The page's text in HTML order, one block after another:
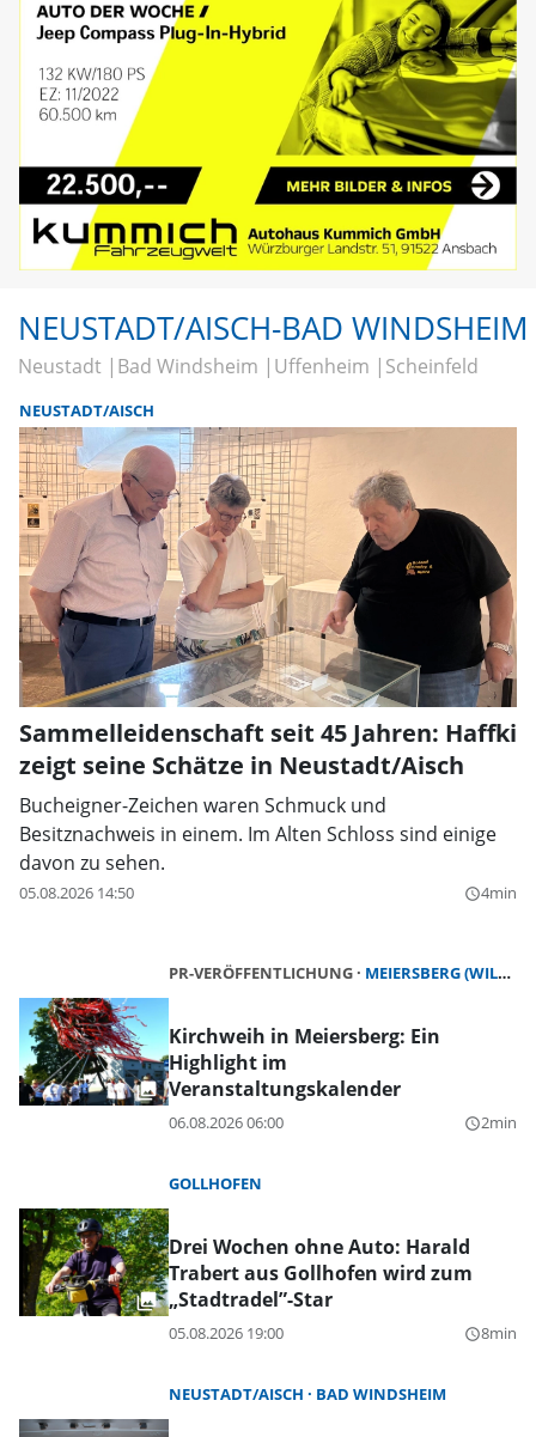
NEUSTADT/AISCH-BAD WINDSHEIM
Neustadt Bad Windsheim Uffenheim Scheinfeld
NEUSTADT/AISCH
Sammelleidenschaft seit 45 Jahren: Haffki
zeigt seine Schätze in Neustadt/Aisch
Bucheigner-Zeichen waren Schmuck und
Besitznachweis in einem. Im Alten Schloss sind einige
davon zu sehen.
05.08.2026 14:50 query_builder4min
PR-VERÖFFENTLICHUNG MEIERSBERG (WILHERMSDORF)
Kirchweih in Meiersberg: Ein
Highlight im
Veranstaltungskalender
06.08.2026 06:00 query_builder2min
GOLLHOFEN
Drei Wochen ohne Auto: Harald
Trabert aus Gollhofen wird zum
„Stadtradel”-Star
05.08.2026 19:00 query_builder8min
NEUSTADT/AISCH BAD WINDSHEIM